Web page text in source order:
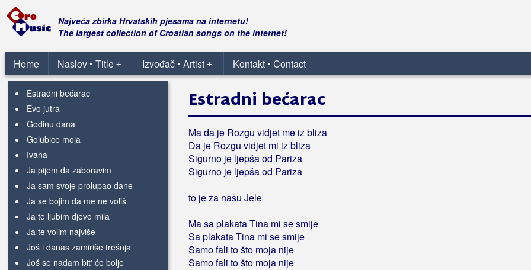
Najveća zbirka Hrvatskih pjesama na internetu!
The largest collection of Croatian songs on the internet!
Home +
Naslov • Title +
Izvođač • Artist Kontakt • Contact
Do dna duše
Dobro jutro vam svirači
Duša u čaši
Ej gorilo, tugo moja
Estradni bećarac
Evo jutra
Godinu dana
Golubice moja
Ivana
Ja pijem da zaboravim
Ja sam svoje prolupao dane
Ja se bojim da me ne voliš
Ja te ljubim djevo mila
Ja te volim najviše
Još i danas zamiriše trešnja
Još se nadam bit' će bolje
Estradni bećarac
Ma da je Rozgu vidjet me iz bliza
Da je Rozgu vidjet mi iz bliza
Sigurno je ljepša od Pariza
Sigurno je ljepša od Pariza
to je za našu Jele
Ma sa plakata Tina mi se smije
Sa plakata Tina mi se smije
Samo fali to što moja nije
Samo fali to što moja nije